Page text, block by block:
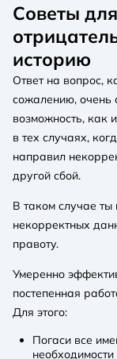
Советы
историю
Ответ на вопрос,
сожалению, очень
возможность, как
в тех случаях,
направил
другой сбой.
В таком случае
некорректных
правоту.
Умеренно
постепенная
Для этого:
Погаси все